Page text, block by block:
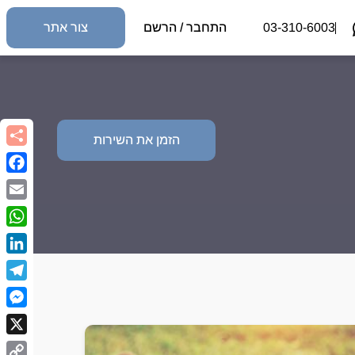
03-310-6003 התחבר / הרשם צור אתר
הזמן את השירות
X